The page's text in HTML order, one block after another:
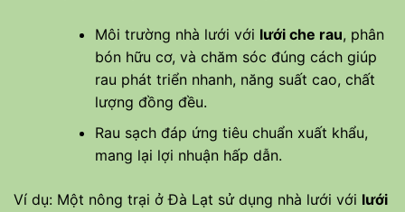
Môi trường nhà lưới với lưới che rau, phân
bón hữu cơ, và chăm sóc đúng cách giúp
rau phát triển nhanh, năng suất cao, chất
lượng đồng đều.
Rau sạch đáp ứng tiêu chuẩn xuất khẩu,
mang lại lợi nhuận hấp dẫn.
Ví dụ: Một nông trại ở Đà Lạt sử dụng nhà lưới với lưới